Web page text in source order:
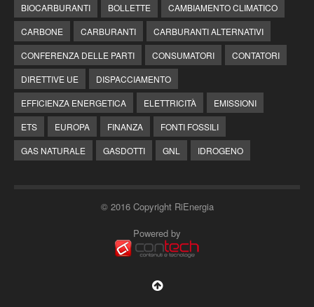
BIOCARBURANTI
BOLLETTE
CAMBIAMENTO CLIMATICO
CARBONE
CARBURANTI
CARBURANTI ALTERNATIVI
CONFERENZA DELLE PARTI
CONSUMATORI
CONTATORI
DIRETTIVE UE
DISPACCIAMENTO
EFFICIENZA ENERGETICA
ELETTRICITÀ
EMISSIONI
ETS
EUROPA FINANZA
FONTI FOSSILI
GAS NATURALE
GASDOTTI GNL IDROGENO
© 2016 Copyright RiEnergia
Powered by